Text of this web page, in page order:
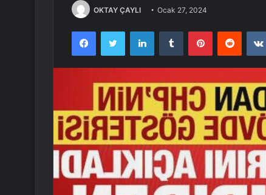
OKTAY ÇAYLI Ocak 27, 2024
FacebookTwitter LinkedInTumblr PinterestReddit